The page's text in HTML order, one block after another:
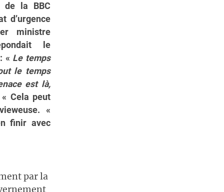
de la BBC
d’urgence
ministre
le
« Le temps
le temps
est là,
Cela peut
«
finir avec
par la